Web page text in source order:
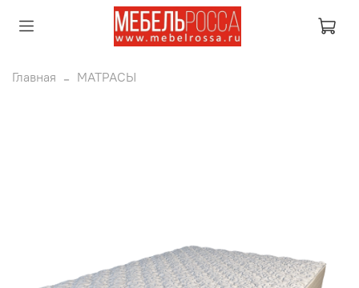
Главная МАТРАСЫ